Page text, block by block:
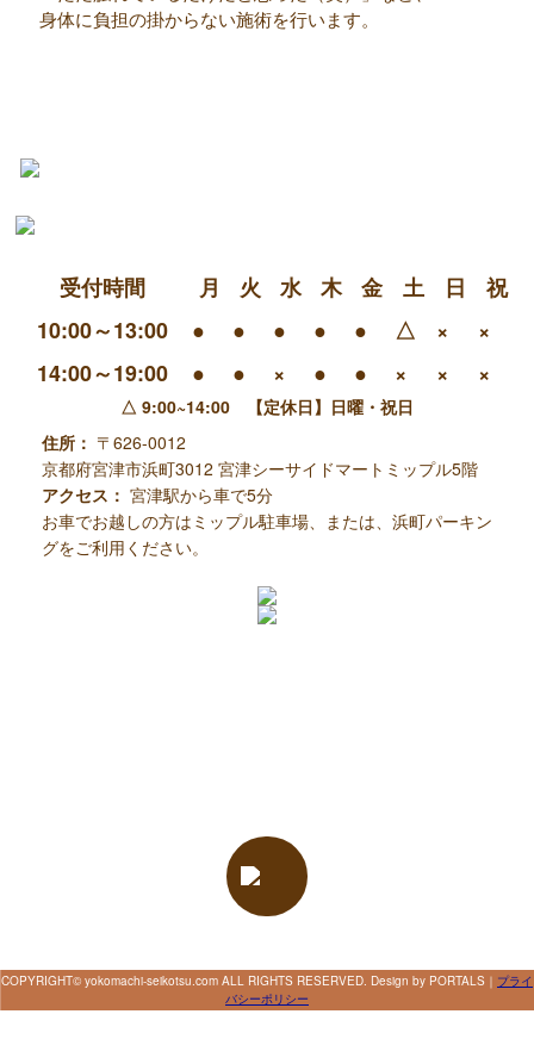
身体に負担の掛からない施術を行います。
受付時間 月 火 水 木 金 土 日
祝
10:00～13:00
● ● ● ● ● △ ×
×
14:00～19:00
● ● × ● ● × × ×
△ 9:00~14:00 【定休日】日曜・祝日
住所： 〒626-0012
京都府宮津市浜町3012 宮津シーサイドマートミップル5階
アクセス： 宮津駅から車で5分
お車でお越しの方はミップル駐車場、または、浜町パーキン
グをご利用ください。
COPYRIGHT© yokomachi-seikotsu.com ALL RIGHTS RESERVED. Design by PORTALS ｜ プライ
バシーポリシー